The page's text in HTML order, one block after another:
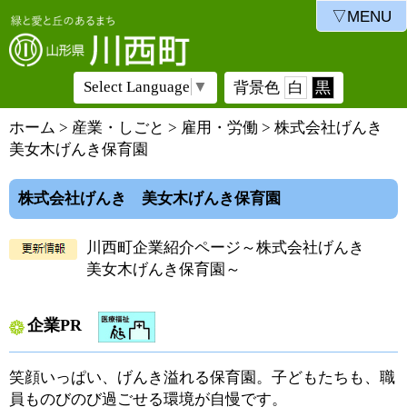
Select Language ▼ 背景色 白 黒
ホーム > 産業・しごと > 雇用・労働 > 株式会社げんき
美女木げんき保育園
株式会社げんき 美女木げんき保育園
川西町企業紹介ページ～株式会社げんき
美女木げんき保育園～
企業PR
笑顔いっぱい、げんき溢れる保育園。子どもたちも、職
員ものびのび過ごせる環境が自慢です。
▽MENU